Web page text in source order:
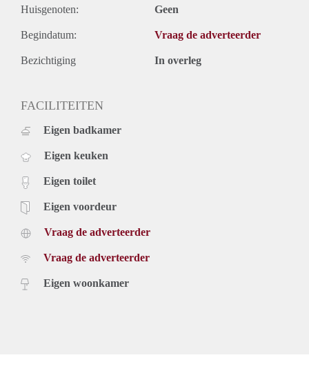
Huisgenoten: Geen
Begindatum: Vraag de adverteerder
Bezichtiging In overleg
FACILITEITEN
Eigen badkamer
Eigen keuken
Eigen toilet
Eigen voordeur
Vraag de adverteerder
Vraag de adverteerder
Eigen woonkamer